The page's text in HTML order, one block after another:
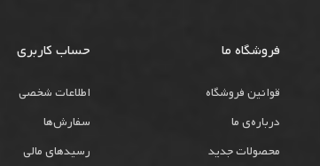
فروشگاه ما
قوانین فروشگاه
درباره‌ی ما
محصولات جدید
حساب کاربری
اطلاعات شخصی
سفارش‌ها
رسیدهای مالی